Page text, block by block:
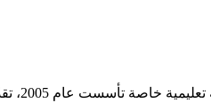
للفصل الدراسي الأول 2014 -2015
إلى تعـــزيز التعليم والبحث العلمي وخدمة المجتمـــع ببيئة حديثة.